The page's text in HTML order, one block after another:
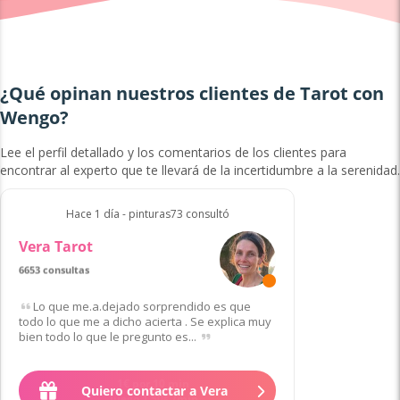
¿Qué opinan nuestros clientes de Tarot con
Wengo?
Lee el perfil detallado y los comentarios de los clientes para
encontrar al experto que te llevará de la incertidumbre a la serenidad.
Hace 1 día - pinturas73 consultó
Vera Tarot
6653 consultas
Lo que me.a.dejado sorprendido es que
todo lo que me a dicho acierta . Se explica muy
bien todo lo que le pregunto es...
Quiero contactar a Vera